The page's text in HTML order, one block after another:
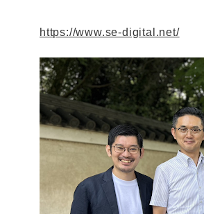
https://www.se-digital.net/